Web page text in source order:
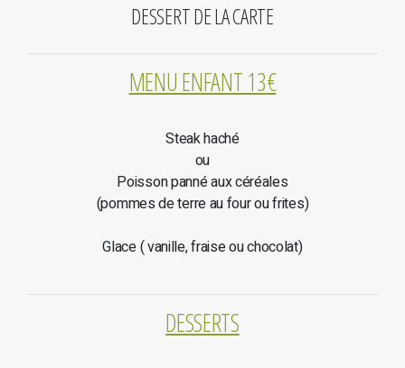
DESSERT DE LA CARTE
MENU ENFANT 13€
Steak haché
ou
Poisson panné aux céréales
(pommes de terre au four ou frites)
Glace ( vanille, fraise ou chocolat)
DESSERTS